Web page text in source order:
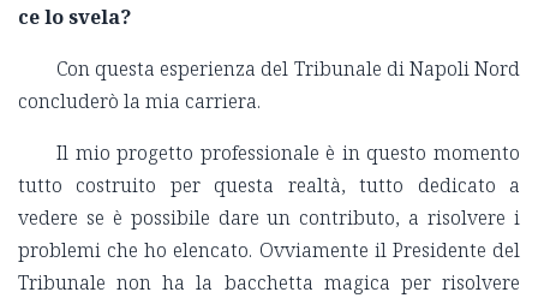
ce lo svela?
Con questa esperienza del Tribunale di Napoli Nord
concluderò la mia carriera.
Il mio progetto professionale è in questo momento
tutto costruito per questa realtà, tutto dedicato a
vedere se è possibile dare un contributo, a risolvere i
problemi che ho elencato. Ovviamente il Presidente del
Tribunale non ha la bacchetta magica per risolvere